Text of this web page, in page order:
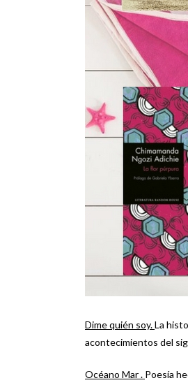
Dime quién soy.La
acontecimientos del
Océano Mar . Poesía